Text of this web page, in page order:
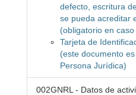
defecto, escritura
se pueda acreditar
(obligatorio en
Tarjeta de
(este documento
Persona Jurídica)
002GNRL - Datos de